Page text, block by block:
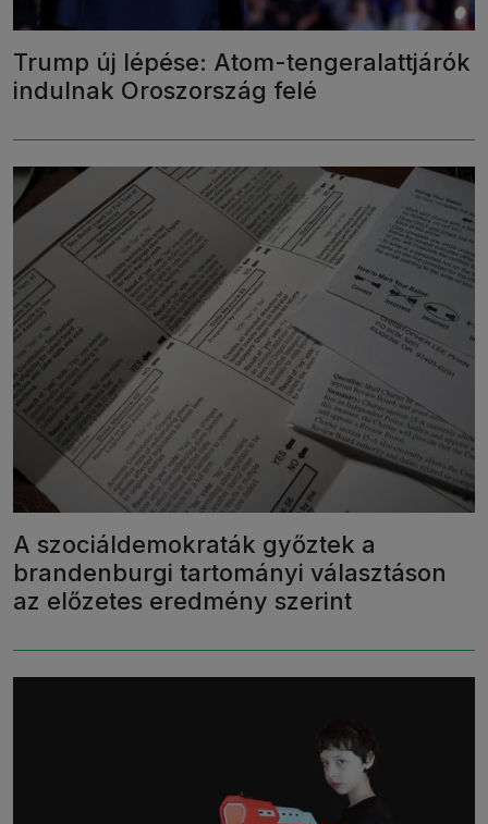
Trump új lépése: Atom-tengeralattjárók
indulnak Oroszország felé
A szociáldemokraták győztek a
brandenburgi tartományi választáson
az előzetes eredmény szerint